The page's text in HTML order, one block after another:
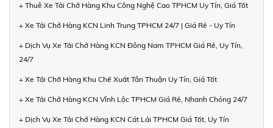
+ Thuê Xe Tải Chở Hàng Khu Công Nghệ Cao TPHCM Uy Tín, Giá Tốt
+ Xe Tải Chở Hàng KCN Linh Trung TPHCM 24/7 | Giá Rẻ - Uy Tín
+ Dịch Vụ Xe Tải Chở Hàng KCN Đông Nam TPHCM Giá Rẻ, Uy Tín,
24/7
+ Xe Tải Chở Hàng Khu Chế Xuất Tân Thuận Uy Tín, Giá Tốt
+ Xe Tải Chở Hàng KCN Vĩnh Lộc TPHCM Giá Rẻ, Nhanh Chóng 24/7
+ Dịch Vụ Xe Tải Chở Hàng KCN Cát Lái TPHCM Giá Tốt, Uy Tín